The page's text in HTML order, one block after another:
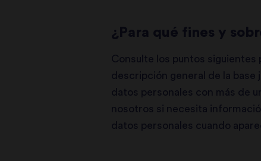
¿Para qué fines y
Consulte los puntos siguientes
descripción general de la base
datos personales con más de
nosotros si necesita
datos personales cuando